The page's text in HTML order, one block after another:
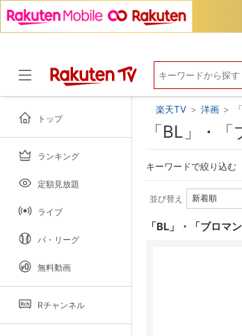
トップ
ランキング
定額見放題
ライブ
パ・リーグ
無料動画
Rチャンネル
楽天TV > 洋画 >
「BL」・
キーワードで絞り込む
並び替え
「BL」・「ブロマ